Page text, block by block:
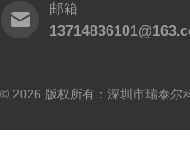
邮箱
© 2026 版权所有：深圳市瑞泰尔